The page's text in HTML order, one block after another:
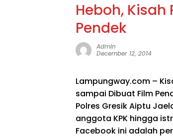
Heboh,
Pendek
Admin
December 12, 2014
Lampungway.com –
sampai Dibuat Film
Polres Gresik Aiptu
anggota KPK hingga
Facebook ini adalah